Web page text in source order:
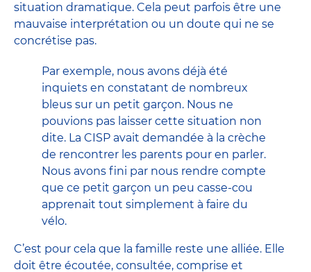
situation dramatique. Cela peut parfois être une
mauvaise interprétation ou un doute qui ne se
concrétise pas.
Par exemple, nous avons déjà été
inquiets en constatant de nombreux
bleus sur un petit garçon. Nous ne
pouvions pas laisser cette situation non
dite. La CISP avait demandée à la crèche
de rencontrer les parents pour en parler.
Nous avons fini par nous rendre compte
que ce petit garçon un peu casse-cou
apprenait tout simplement à faire du
vélo.
C’est pour cela que la famille reste une alliée. Elle
doit être écoutée, consultée, comprise et